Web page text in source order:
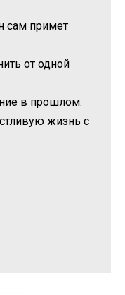
сам примет
от одной
в прошлом.
жизнь с